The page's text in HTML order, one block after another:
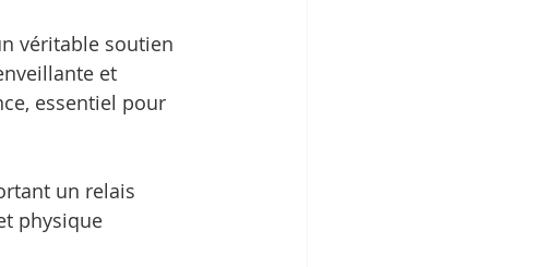
véritable soutien
et
essentiel pour
un relais
physique